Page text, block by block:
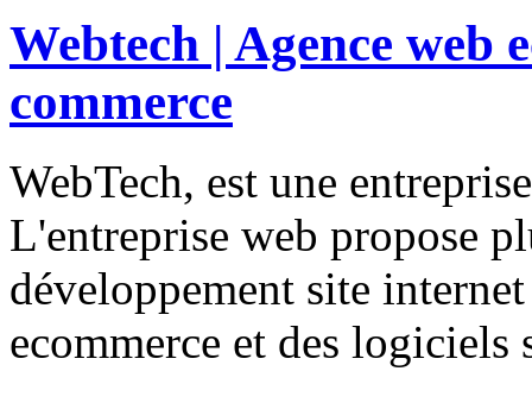
Webtech | Agence web
commerce
WebTech, est une
L'entreprise web propose
développement site
ecommerce et des logiciels